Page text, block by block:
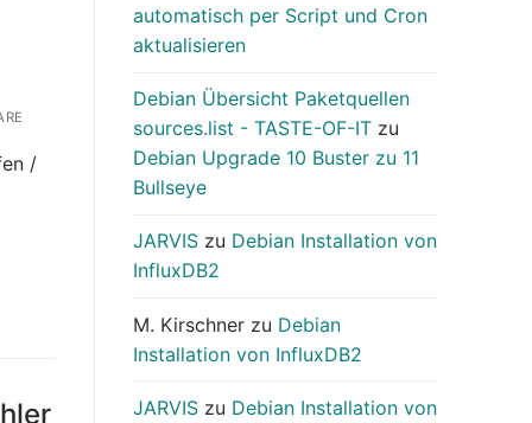
/
automatisch per Script und Cron
aktualisieren
Debian Übersicht Paketquellen
sources.list - TASTE-OF-IT zu
Debian Upgrade 10 Buster zu 11
Bullseye
JARVIS zu Debian Installation von
InfluxDB2
M. Kirschner zu Debian
Installation von InfluxDB2
JARVIS zu Debian Installation von